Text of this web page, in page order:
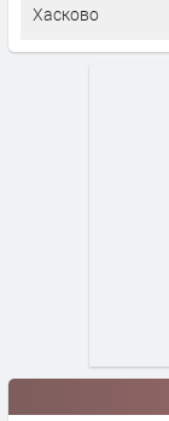
Хасково